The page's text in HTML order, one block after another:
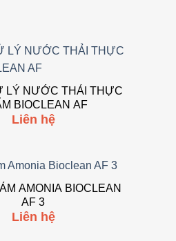
Add to wishlist
LÝ NƯỚC THẢI THỰC
BIOCLEAN AF
Liên hệ
AMONIA BIOCLEAN
AF 3
Liên hệ